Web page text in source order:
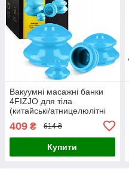
Вакуумні масажні банки
4FIZJO для тіла
(китайські/атницелюлітні
5907739312204)
409 ₴ 614 ₴
Купити